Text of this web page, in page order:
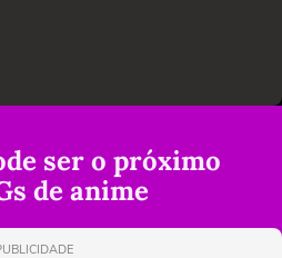
ser o próximo
de anime